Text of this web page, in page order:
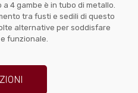
4 gambe è in tubo di metallo.
tra fusti e sedili di questo
alternative per soddisfare
funzionale.